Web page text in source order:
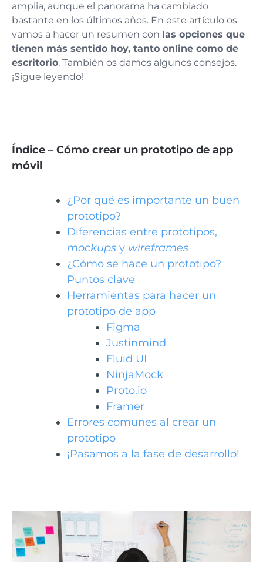
amplia, aunque el panorama ha cambiado
bastante en los últimos años. En este artículo os
vamos a hacer un resumen con las opciones que
tienen más sentido hoy, tanto online como de
escritorio. También os damos algunos consejos.
¡Sigue leyendo!
Índice – Cómo crear un prototipo de app
móvil
¿Por qué es importante un buen
prototipo?
Diferencias entre prototipos,
mockups y wireframes
¿Cómo se hace un prototipo?
Puntos clave
Herramientas para hacer un
prototipo de app
Figma
Justinmind
Fluid UI
NinjaMock
Proto.io
Framer
Errores comunes al crear un
prototipo
¡Pasamos a la fase de desarrollo!